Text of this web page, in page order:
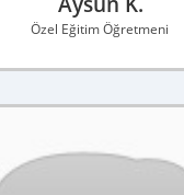
Özel Eğitim Öğretmeni